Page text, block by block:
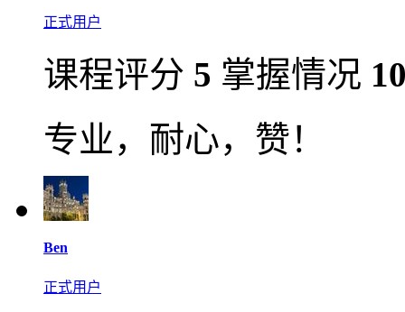
正式用户
课程评分 5 掌握情况
专业，耐心，赞！
Ben
正式用户